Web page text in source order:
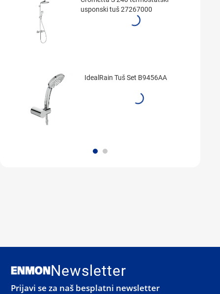
usponski tuš 27267000
IdealRain Tuš Set B9456AA
Newsletter
Prijavi se za naš besplatni newsletter